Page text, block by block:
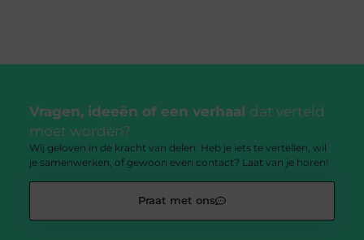
Vragen, ideeën of een verhaal dat verteld
moet worden?
Wij geloven in de kracht van delen. Heb je iets te vertellen, wil
je samenwerken, of gewoon even contact? Laat van je horen!
Praat met ons